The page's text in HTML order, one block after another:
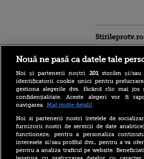
Stirileprotv.ro
WHIB, trupa K-
frumoasă și mai
fermecătoare
imaginam”
Cod galben de
râuri din 18
Nouă ne pasă ca datele tale
Noi și partenerii noștri 201stocăm și/sau
identificatorii cookie unici pentru
gestiona alegerile dvs. făcând clic mai
confidențialitate. Aceste alegeri vor fi
navigarea. Mai multe detalii
Noi si partenerii nostri (retelele de
furnizorii nostri de servicii de date
functioneze, pentru a personaliza
interesele si/sau profilul dvs., pentru a va
pentru a analiza traficul pe website.